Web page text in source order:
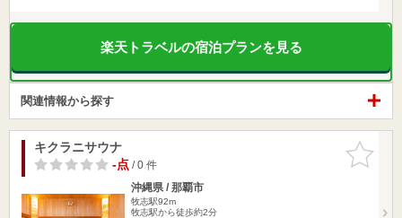
楽天トラベルの宿泊プランを見る
関連情報から探す
お気に入
りに追加
キクラニサウナ
-点/ 0 件
沖縄県 / 那覇市
牧志駅92m
牧志駅から徒歩約2分